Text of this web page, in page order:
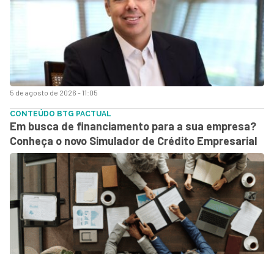
5 de agosto de 2026 - 11:05
CONTEÚDO BTG PACTUAL
Em busca de financiamento para a sua empresa?
Conheça o novo Simulador de Crédito Empresarial